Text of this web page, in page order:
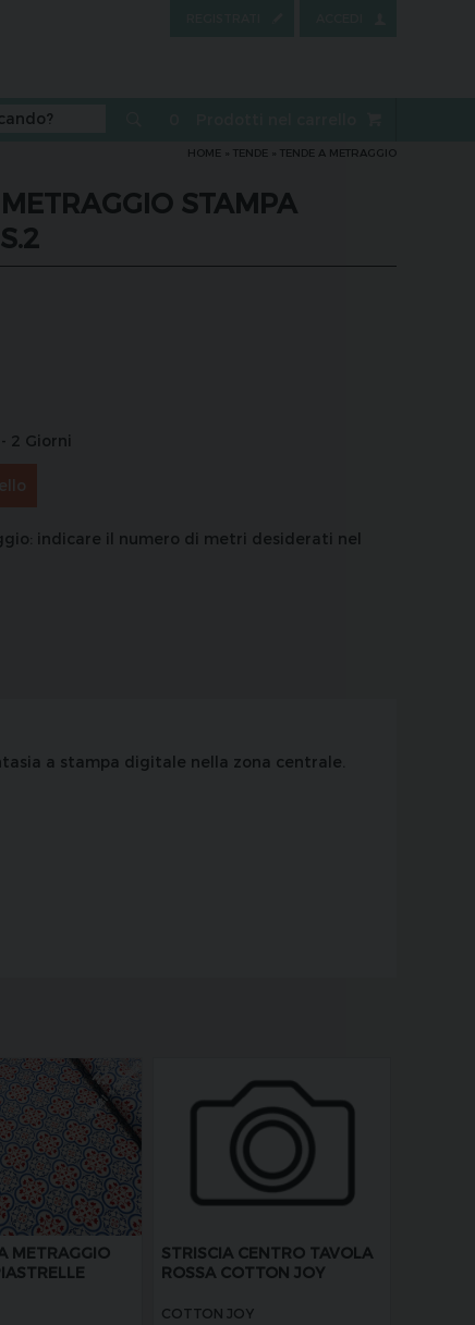
HOME TENDE TENDE A METRAGGIO
STAMPA
2 Giorni
indicare il numero di metri desiderati nel
a stampa digitale nella zona centrale.
METRAGGIO
STRISCIA CENTRO TAVOLA
ROSSA COTTON JOY
COTTON JOY